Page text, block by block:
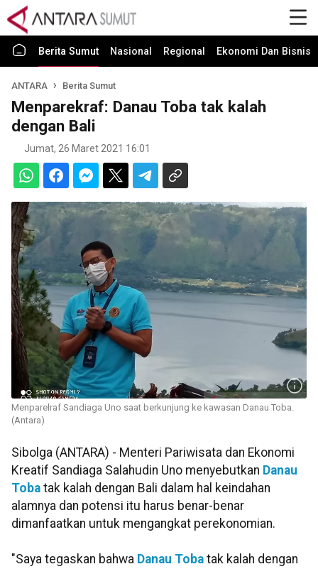
Berita Sumut Nasional Regional Ekonomi Dan Bisnis
ANTARA Berita Sumut
Menparekraf: Danau Toba tak kalah
dengan Bali
Jumat, 26 Maret 2021 16:01
Menparelraf Sandiaga Uno saat berkunjung ke kawasan Danau Toba.
(Antara)
Sibolga (ANTARA) - Menteri Pariwisata dan Ekonomi
Kreatif Sandiaga Salahudin Uno menyebutkan Danau
Toba tak kalah dengan Bali dalam hal keindahan
alamnya dan potensi itu harus benar-benar
dimanfaatkan untuk mengangkat perekonomian.
"Saya tegaskan bahwa Danau Toba tak kalah dengan